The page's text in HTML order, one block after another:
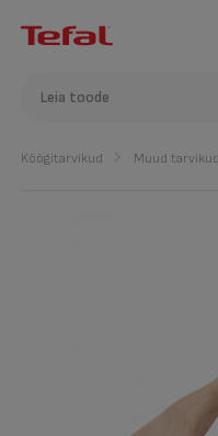
Köögitarvikud Muud tarvikud